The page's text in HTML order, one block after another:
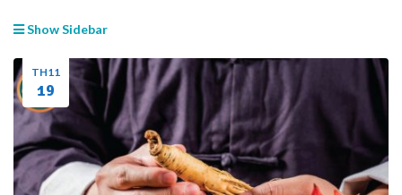
Show Sidebar
TH11
19